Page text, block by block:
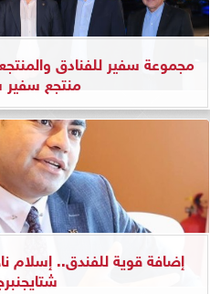
مجموعة سفير للفنادق
منتجع
إضافة قوية للفندق.. إسلام